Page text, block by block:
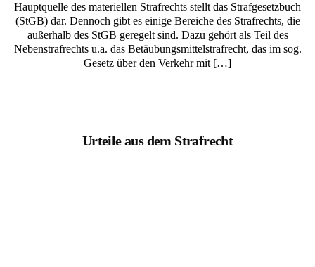
Hauptquelle des materiellen Strafrechts stellt das Strafgesetzbuch
(StGB) dar. Dennoch gibt es einige Bereiche des Strafrechts, die
außerhalb des StGB geregelt sind. Dazu gehört als Teil des
Nebenstrafrechts u.a. das Betäubungsmittelstrafrecht, das im sog.
Gesetz über den Verkehr mit […]
Urteile aus dem Strafrecht